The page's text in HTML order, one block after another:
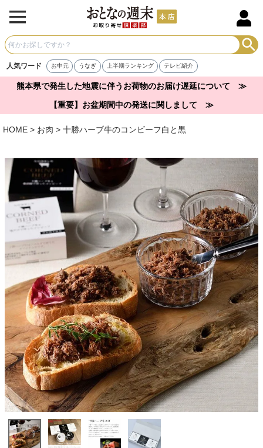
人気ワード お中元 うなぎ 上半期ランキング テレビ紹介
熊本県で発生した地震に伴うお荷物のお届け遅延について ≫
【重要】お盆期間中の発送に関しまして ≫
HOME お肉 十勝ハーブ牛のコンビーフ白と黒